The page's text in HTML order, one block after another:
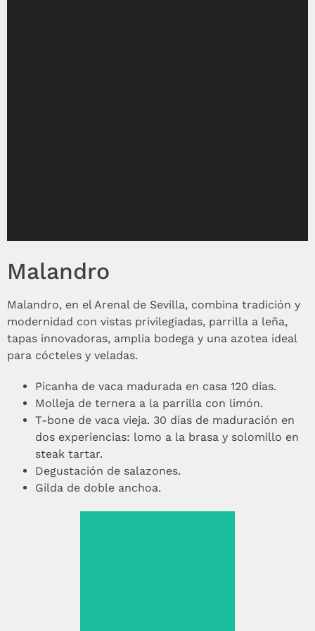
Malandro
Malandro, en el Arenal de Sevilla, combina tradición y
modernidad con vistas privilegiadas, parrilla a leña,
tapas innovadoras, amplia bodega y una azotea ideal
para cócteles y veladas.
Picanha de vaca madurada en casa 120 días.
Molleja de ternera a la parrilla con limón.
T-bone de vaca vieja. 30 días de maduración en
dos experiencias: lomo a la brasa y solomillo en
steak tartar.
Degustación de salazones.
Gilda de doble anchoa.